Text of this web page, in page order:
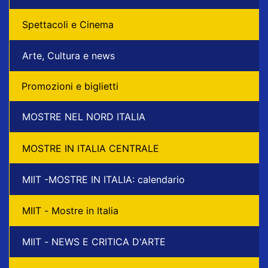
Spettacoli e Cinema
Arte, Cultura e news
Promozioni e biglietti
MOSTRE NEL NORD ITALIA
MOSTRE IN ITALIA CENTRALE
MIIT -MOSTRE IN ITALIA: calendario
MIIT - Mostre in Italia
MIIT - NEWS E CRITICA D'ARTE